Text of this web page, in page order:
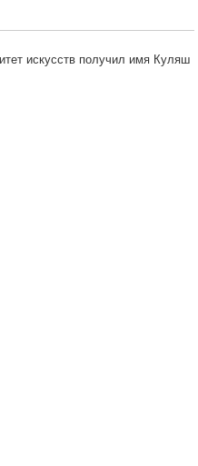
искусств получил имя Куляш